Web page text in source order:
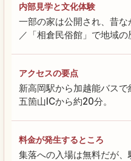
内部見学と文化体験
一部の家は公開され、昔
／「相倉民俗館」で地域の
アクセスの要点
新高岡駅から加越能バス
五箇山ICから約20分。
料金が発生するところ
集落への入場は無料だが